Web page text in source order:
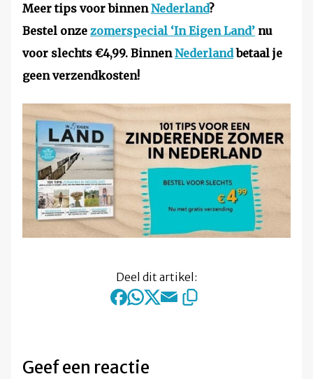
Meer tips voor binnenNederland?
Bestel onze zomerspecial ‘In Eigen Land’ nu
voor slechts €4,99. BinnenNederlandbetaal je
geen verzendkosten!
Deel dit artikel:
Geef een reactie